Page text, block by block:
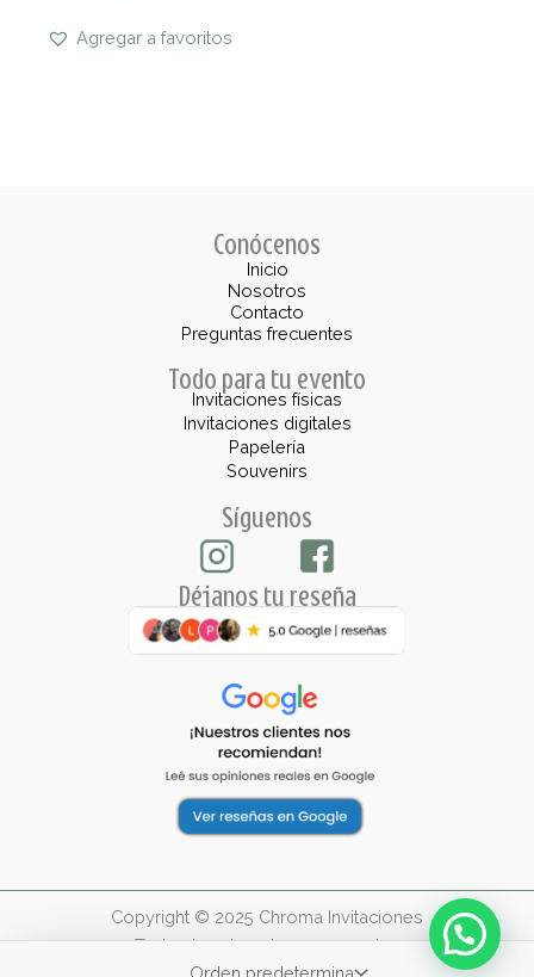
Agregar a favoritos
Conócenos
Inicio
Nosotros
Contacto
Preguntas frecuentes
Todo para tu evento
Invitaciones físicas
Invitaciones digitales
Papelería
Souvenirs
Síguenos
Déjanos tu reseña
Copyright © 2025 Chroma Invitaciones
Todos los derechos reservados